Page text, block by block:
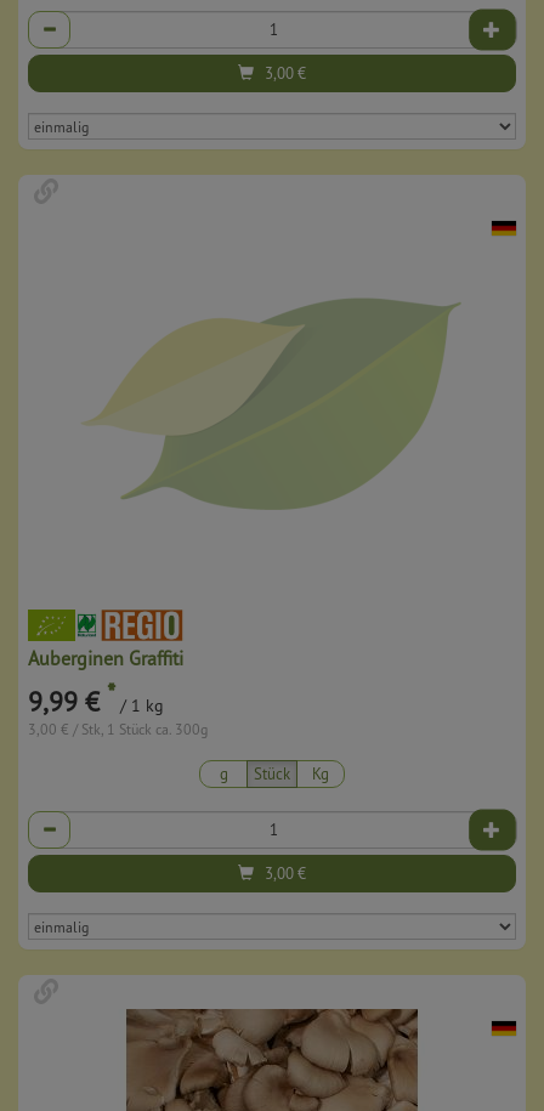
Anzahl
3,00€
Auberginen Graffiti
9,99 € * / 1 kg
3,00 € / Stk, 1 Stück ca. 300g
g Stück Kg
Anzahl
3,00€